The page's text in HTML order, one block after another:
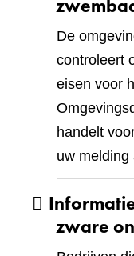
De
controleert
eisen voor
handelt
uw melding
zware